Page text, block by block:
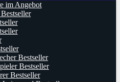
im Angebot
Bestseller
Bestseller
Bestseller